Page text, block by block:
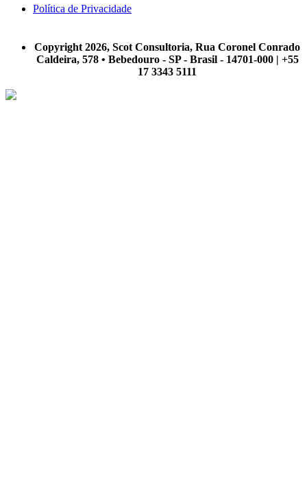
Política de Privacidade
Copyright 2026, Scot Consultoria, Rua Coronel Conrado
Caldeira, 578 • Bebedouro - SP - Brasil - 14701-000 | +55
17 3343 5111